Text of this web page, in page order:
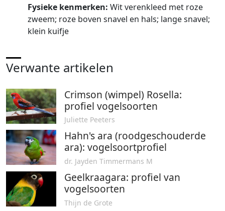
Fysieke kenmerken: Wit verenkleed met roze
zweem; roze boven snavel en hals; lange snavel;
klein kuifje
Verwante artikelen
Crimson (wimpel) Rosella:
profiel vogelsoorten
Juliette Peeters
Hahn's ara (roodgeschouderde
ara): vogelsoortprofiel
dr. Jayden Timmermans M
Geelkraagara: profiel van
vogelsoorten
Thijn de Grote